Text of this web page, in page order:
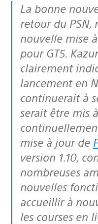
La bonne nouvelle est qu’avec le
retour du PSN,
nouvelle mise
pour GT5.
clairement
lancement en
continuerait à
serait être mis
mise à jour de
version 1.10,
nombreuses
nouvelles
accueillir à
les courses en